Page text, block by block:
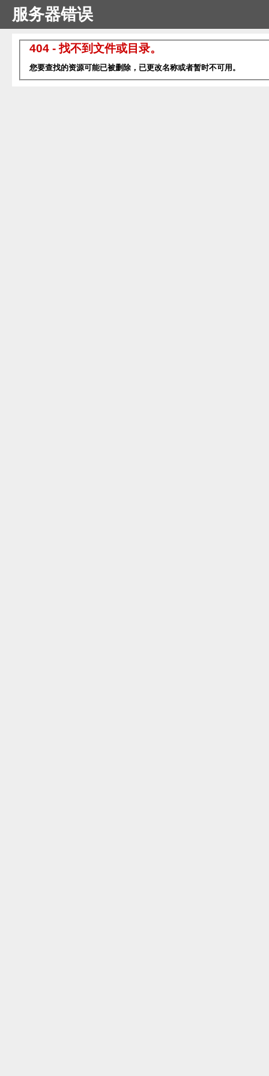
服务器错误
404 - 找不到文件或目录。
您要查找的资源可能已被删除，已更改名称或者暂时不可用。